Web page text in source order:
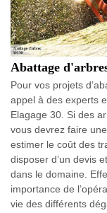
Abattage
Pour vos projets
appel à des experts
Elagage 30. Si des
vous devrez faire
estimer le coût des
disposer d’un devis
dans le domaine.
importance de
vie des différents